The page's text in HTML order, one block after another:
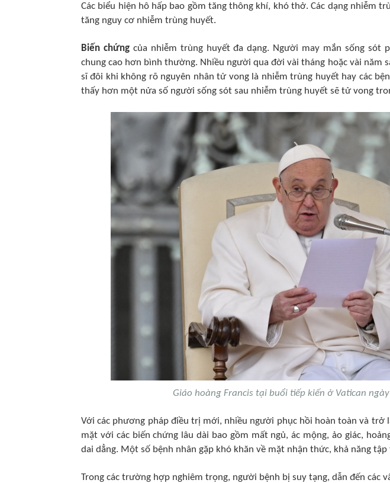
Các biểu hiện hô hấp bao gồm tăng thông khí, khó thở. Các dạng nhiễm
tăng nguy cơ nhiễm trùng huyết.
Biến chứngcủa nhiễm trùng huyết đa dạng. Người may mắn sống sót
chung cao hơn bình thường. Nhiều người qua đời vài tháng hoặc vài năm
sĩ đôi khi không rõ nguyên nhân tử vong là nhiễm trùng huyết hay các
thấy hơn một nửa số người sống sót sau nhiễm trùng huyết sẽ tử vong
Giáo hoàng Francis tại buổi tiếp kiến ở Vatican
Với các phương pháp điều trị mới, nhiều người phục hồi hoàn toàn và trở
mặt với các biến chứng lâu dài bao gồm mất ngủ, ác mộng, ảo giác,
dai dẳng. Một số bệnh nhân gặp khó khăn về mặt nhận thức, khả năng
Trong các trường hợp nghiêm trọng, người bệnh bị suy tạng, dẫn đến các